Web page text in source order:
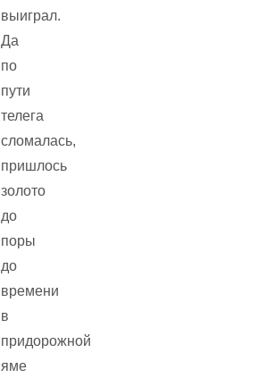
выиграл.
Да
по
пути
телега
сломалась,
пришлось
золото
до
поры
до
времени
в
придорожной
яме